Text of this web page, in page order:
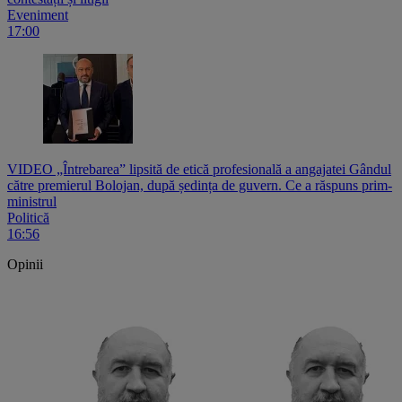
Eveniment
17:00
VIDEO „Întrebarea” lipsită de etică profesională a angajatei Gândul
către premierul Bolojan, după ședința de guvern. Ce a răspuns prim-
ministrul
Politică
16:56
Opinii